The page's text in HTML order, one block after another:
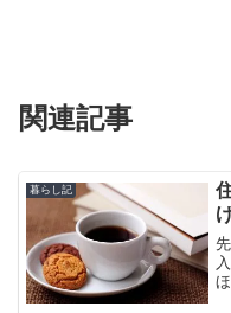
関連記事
暮らし記